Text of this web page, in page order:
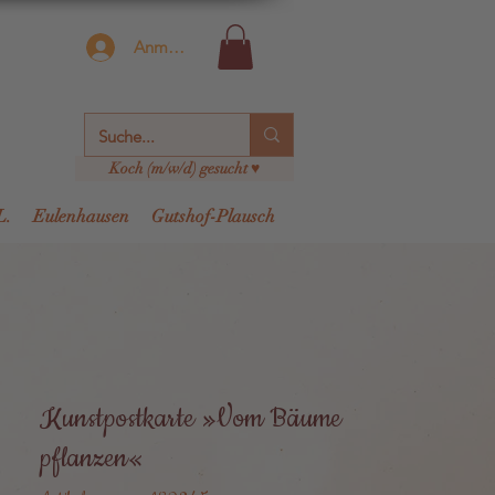
Anmelden
Koch (m/w/d) gesucht ♥
Eulenhausen Gutshof-Plausch
Kunstpostkarte »Vom Bäume
pflanzen«